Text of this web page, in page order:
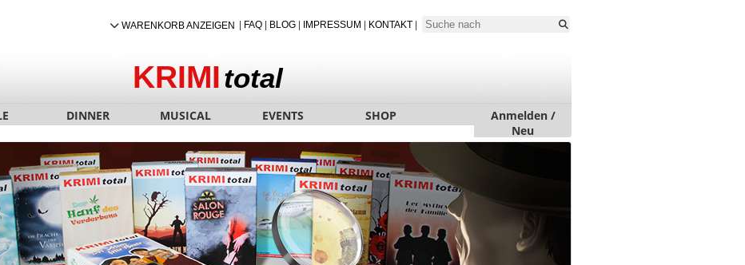
FAQ| BLOG| IMPRESSUM KONTAKT|
WARENKORB ANZEIGEN
KRIMItotal
DINNER MUSICAL EVENTS SHOP
Anmelden /
Neu